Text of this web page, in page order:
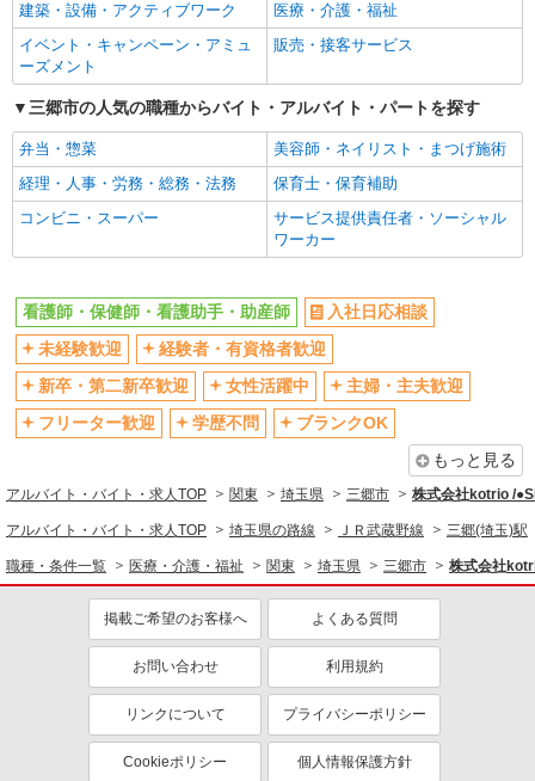
ブランクOK
ミドル（40代～）活躍中
エルダー（50代～）活躍中
シニア（60代～）活躍中
高収入・高額
ボーナス・賞与あり
昇給あり
完全週休2日制
フルタイム歓迎
禁煙・分煙
駅直結・駅チカ
車通勤OK
バイク通勤OK
自転車通勤OK
残業少なめ（月20h未満）
交通費支給
社会保険あり
産休・育休取得実績あり
退職金・財形貯蓄制度あり
各種手当（家族・役職・インセン
ティブなど）あり
制服貸与
研修制度あり
資格取得支援制度あり
医療・介護・福祉
看護師・保健師・看護助手・助産師
同じ特徴から求人を探す
ミドル（40代～）活躍中
ボーナス・賞与あり
車通勤OK
交通費支給
社会保険あり
産休・育休取得実績あり
建築・設備・アクティブワーク
医療・介護・福祉
イベント・キャンペーン・アミュ
ーズメント
販売・接客サービス
三郷市の人気の職種からバイト・アルバイト・パートを探す
弁当・惣菜
美容師・ネイリスト・まつげ施術
経理・人事・労務・総務・法務
保育士・保育補助
コンビニ・スーパー
サービス提供責任者・ソーシャル
ワーカー
看護師・保健師・看護助手・助産師
入社日応相談
未経験歓迎
経験者・有資格者歓迎
新卒・第二新卒歓迎
女性活躍中
主婦・主夫歓迎
フリーター歓迎
学歴不問
ブランクOK
もっと見る
アルバイト・バイト・求人TOP 関東 埼玉県 三郷市 株式会社kotrio /
アルバイト・バイト・求人TOP 埼玉県の路線 ＪＲ武蔵野線 三郷(埼玉)駅
職種・条件一覧 医療・介護・福祉 関東 埼玉県 三郷市 株式会社
掲載ご希望のお客様へ よくある質問
お問い合わせ 利用規約
リンクについて プライバシーポリシー
Cookieポリシー 個人情報保護方針